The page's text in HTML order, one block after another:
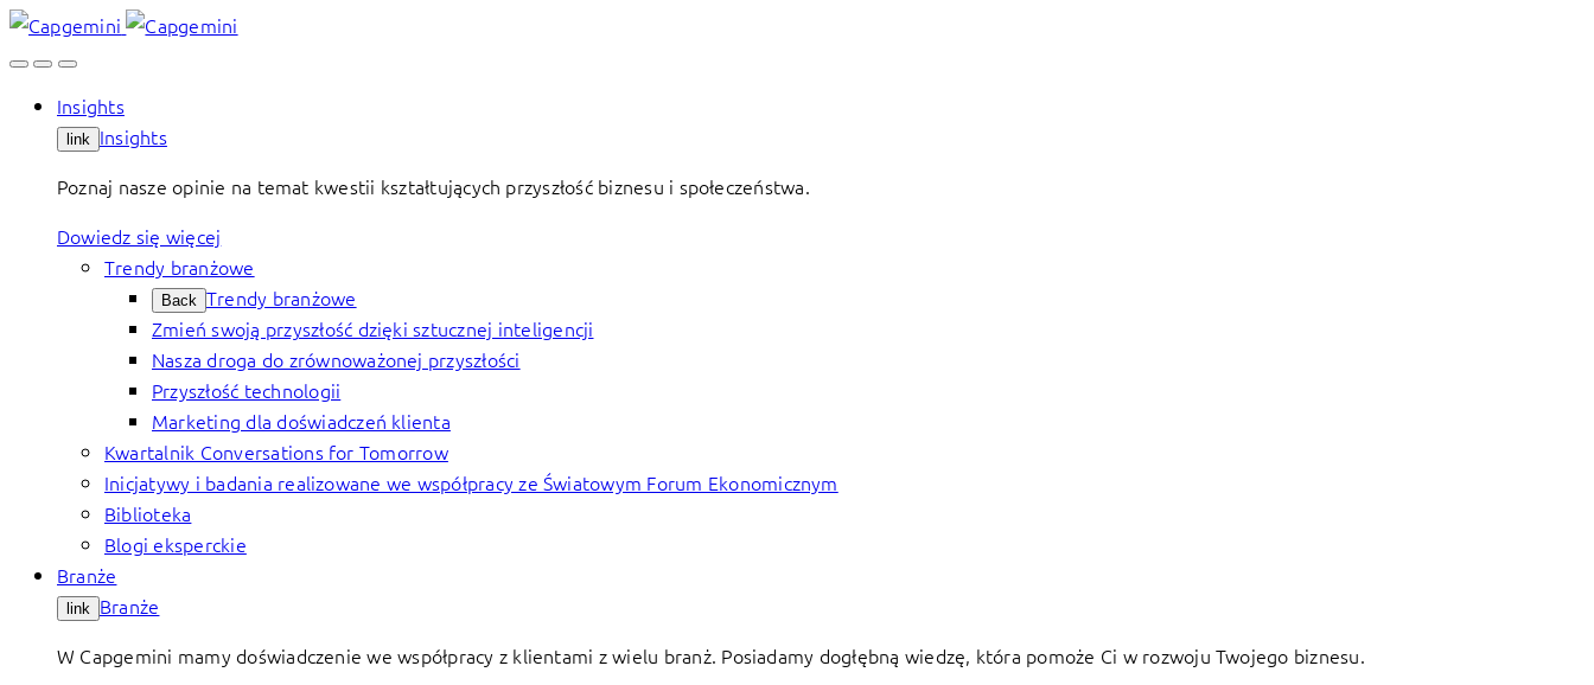
Skip
to
Insights
link Insights
Poznaj nasze opinie na temat kwestii kształtujących przyszłość biznesu i społeczeństwa.
Dowiedz się więcej
Trendy branżowe
Back Trendy branżowe
Zmień swoją przyszłość dzięki sztucznej inteligencji
Nasza droga do zrównoważonej przyszłości
Przyszłość technologii
Marketing dla doświadczeń klienta
Kwartalnik Conversations for Tomorrow
Inicjatywy i badania realizowane we współpracy ze Światowym Forum Ekonomicznym
Biblioteka
Blogi eksperckie
Branże
link Branże
W Capgemini mamy doświadczenie we współpracy z klientami z wielu branż. Posiadamy dogłębną wiedzę, która pomoże Ci w rozwoju Twojego biznesu.